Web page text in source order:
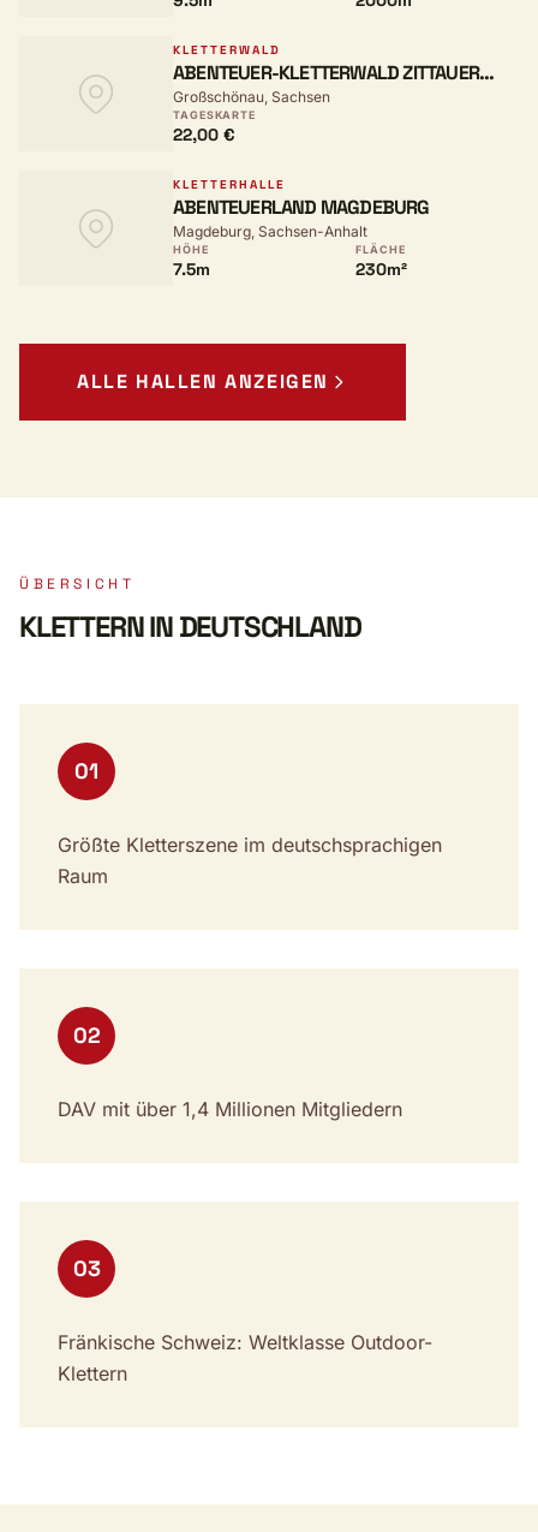
KLETTERWALD
ABENTEUER-KLETTERWALD ZITTAUER
GEBIRGE
Großschönau, Sachsen
TAGESKARTE
22,00 €
KLETTERHALLE
ABENTEUERLAND MAGDEBURG
Magdeburg, Sachsen-Anhalt
HÖHE
7.5m
FLÄCHE
230m²
ALLE HALLEN ANZEIGEN
ÜBERSICHT
KLETTERN IN DEUTSCHLAND
01
Größte Kletterszene im deutschsprachigen
Raum
02
DAV mit über 1,4 Millionen Mitgliedern
03
Fränkische Schweiz: Weltklasse Outdoor-
Klettern